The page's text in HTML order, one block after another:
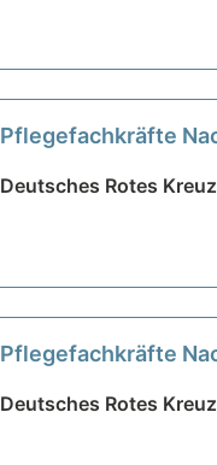
Pflegefachkräfte
Deutsches Rotes
Pflegefachkräfte
Deutsches Rotes